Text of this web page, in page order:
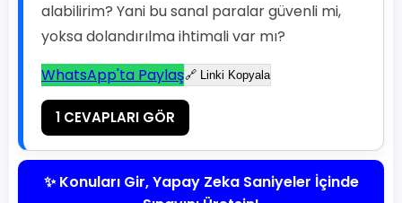
alabilirim? Yani bu sanal paralar güvenli mi,
yoksa dolandırılma ihtimali var mı?
WhatsApp'ta Paylaş🔗 Linki Kopyala
1 CEVAPLARI GÖR
✨ Konuları Gir, Yapay Zeka Saniyeler İçinde